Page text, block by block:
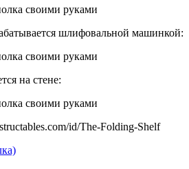
шлифовальной машинкой:
на стене:
id/The-Folding-Shelf